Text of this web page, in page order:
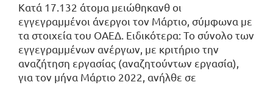
Κατά 17.132 άτομα μειώθηκανθ οι
εγγεγραμμένοι άνεργοι τον Μάρτιο, σύμφωνα με
τα στοιχεία του ΟΑΕΔ. Ειδικότερα: Το σύνολο των
εγγεγραμμένων ανέργων, με κριτήριο την
αναζήτηση εργασίας (αναζητούντων εργασία),
για τον μήνα Μάρτιο 2022, ανήλθε σε